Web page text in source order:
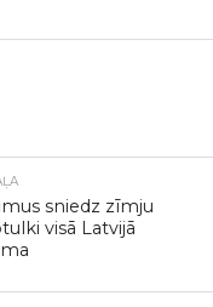
sniedz zīmju
visā Latvijā